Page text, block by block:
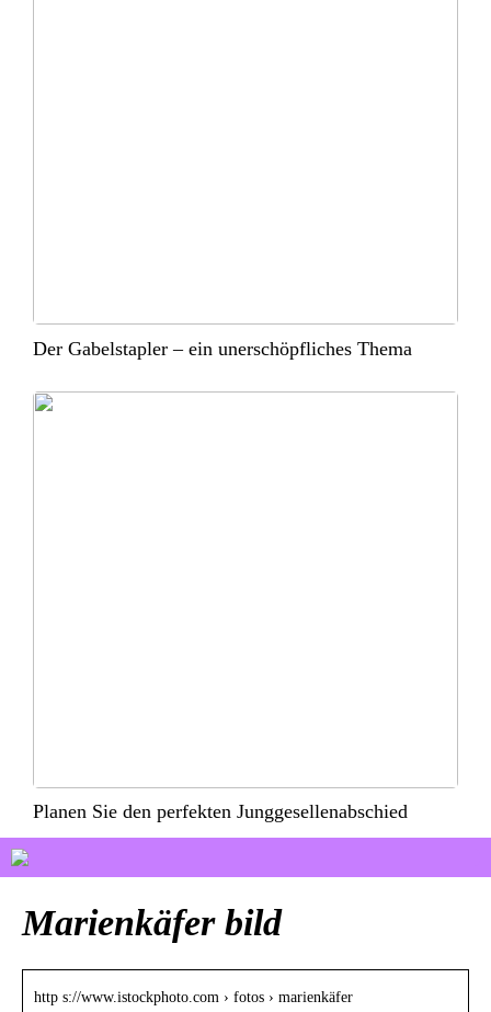
Der Gabelstapler – ein unerschöpfliches Thema
Planen Sie den perfekten Junggesellenabschied
Marienkäfer bild
http s://www.istockphoto.com › fotos › marienkäfer